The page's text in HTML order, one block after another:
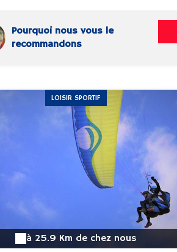
Pourquoi nous vous le
recommandons
LOISIR SPORTIF
à 25.9 Km de chez nous